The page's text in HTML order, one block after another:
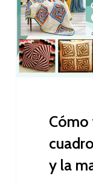
el
cuadro
geométrico
y
la
Cómo
y la